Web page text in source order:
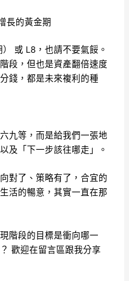
長的黃金期
或 L8，也請不要氣餒。
段，但也是資產翻倍速度
錢，都是未來複利的種
九等，而是給我們一張地
及「下一步該往哪走」。
對了、策略有了，合宜的
活的暢意，其實一直在那
階段的目標是衝向哪一
歡迎在留言區跟我分享